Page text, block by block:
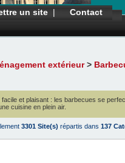
un site | Contact
extérieur>
et plaisant : les barbecues se
cuisine en plein air.
3301 Site(s) répartis dans 137